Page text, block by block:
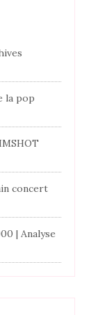
la pop
concert
| Analyse